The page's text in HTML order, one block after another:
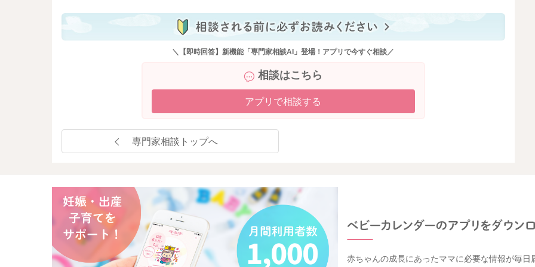
＼【即時回答】新機能「専門家相談AI」登場！アプリで今すぐ相談／
相談はこちら
アプリで相談する
専門家相談トップへ
赤ちゃんの成長にあったママに必要な情報が毎日